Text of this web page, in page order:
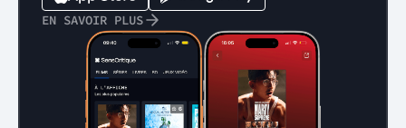
EN SAVOIR PLUS